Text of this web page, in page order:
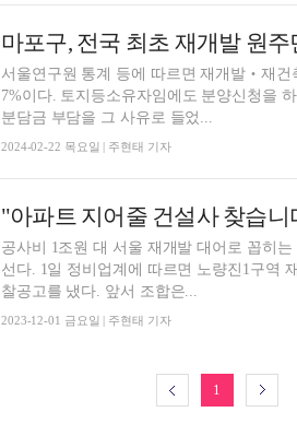
서울연구원 통계 등에 따르면 재개발‧재건
7%이다. 토지등소유자임에도 분양신청을
분담금 부담을 그 사유로 들었...
2024-02-22 목요일 | 주현태 기자
공사비 1조원 대 서울 재개발 대어로 꼽히
선다. 1일 정비업계에 따르면 노량진1구역 재개발조합은 지난 28일 시공사 선정을 위한 재입
찰공고를 냈다. 앞서 조합은...
2023-12-01 금요일 | 주현태 기자
1